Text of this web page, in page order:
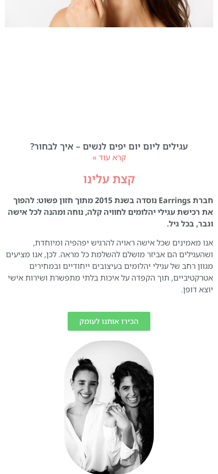
עגילים ליום יום יפים לנשים – איך לבחור?
קרא עוד »
קצת עלינו
חברת Earrings נוסדה בשנת 2015 מתוך חזון פשוט: להפוך
את רכישת עגילי יהלומים לחוויה קלה, נוחה ומהנה לכל אישה
וגבר, בכל גיל.
אנו מאמינים שכל אישה ראויה להרגיש יפהפיה ומיוחדת,
ושהעגילים הם אביזר מושלם להשלמת כל מראה. לכן, אנו מציעים
מגוון רחב של עגילי יהלומים בעיצובים ייחודיים ובמחירים
אטרקטיביים, תוך הקפדה על איכות בלתי מתפשרת ושירות אישי
יוצא דופן.
הכירו אותנו לעומק